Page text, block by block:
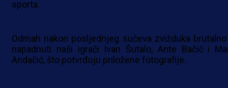
sporta.
Odmah nakon posljednjeg sučeva zvižduka
napadnuti naši igrači Ivan Šutalo, Ante Bačić i
Andačić, što potvrđuju priložene fotografije.